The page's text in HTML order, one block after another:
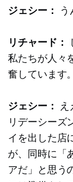
ジェシー： う
リチャード：
私たちが人々
奮しています。
ジェシー：
え
リデーシーズ
イを出した店
が、同時に「
アだ」と思う